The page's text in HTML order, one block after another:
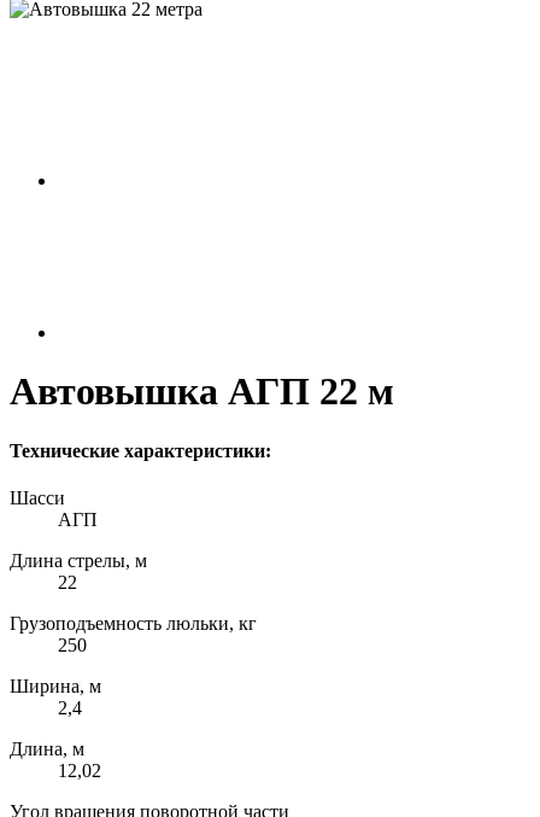
Автовышка АГП 22 м
Технические характеристики:
Шасси
АГП
Длина стрелы, м
22
Грузоподъемность люльки, кг
250
Ширина, м
2,4
Длина, м
12,02
Угол вращения поворотной части